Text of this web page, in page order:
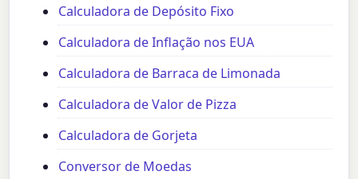
Calculadora de Depósito Fixo
Calculadora de Inflação nos EUA
Calculadora de Barraca de Limonada
Calculadora de Valor de Pizza
Calculadora de Gorjeta
Conversor de Moedas